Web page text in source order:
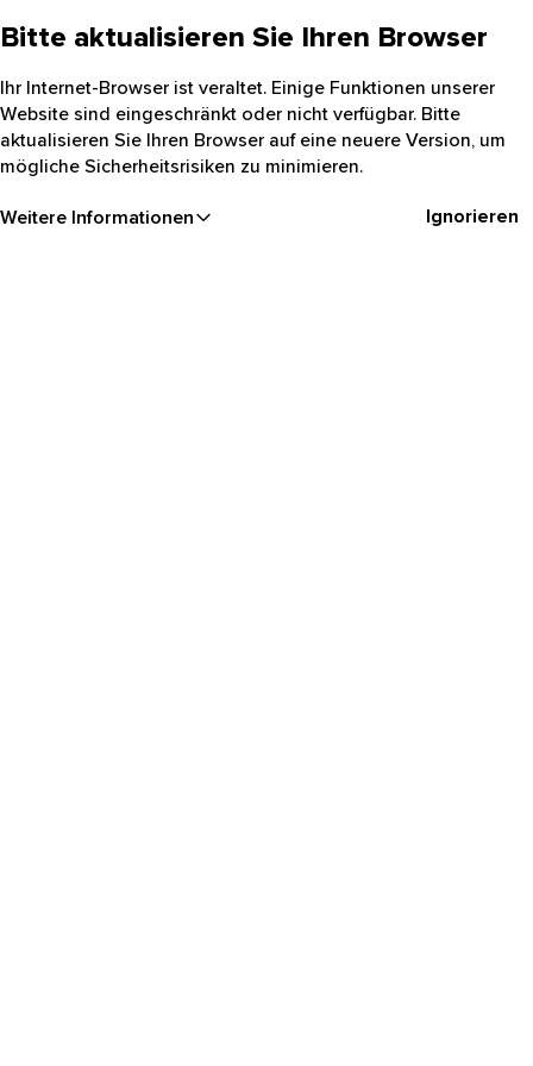
Bitte aktualisieren Sie Ihren Browser
Ihr Internet-Browser ist veraltet. Einige Funktionen unserer
Website sind eingeschränkt oder nicht verfügbar. Bitte
aktualisieren Sie Ihren Browser auf eine neuere Version, um
mögliche Sicherheitsrisiken zu minimieren.
Weitere Informationen Ignorieren